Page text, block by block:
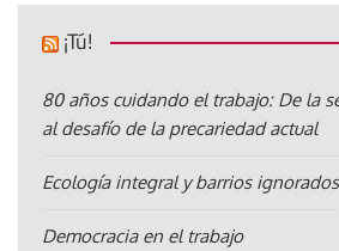
¡Tú!
80 años cuidando el trabajo: De la
al desafío de la precariedad actual
Ecología integral y barrios ignorados
Democracia en el trabajo